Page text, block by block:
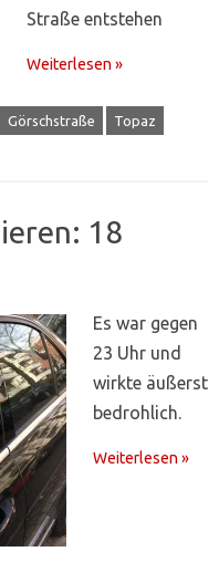
Straße entstehen
Weiterlesen »
Görschstraße Topaz
18
Es war gegen
23 Uhr und
wirkte äußerst
bedrohlich.
Weiterlesen »